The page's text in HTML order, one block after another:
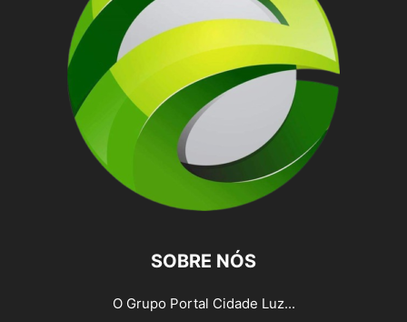
SOBRE NÓS
O Grupo Portal Cidade Luz...